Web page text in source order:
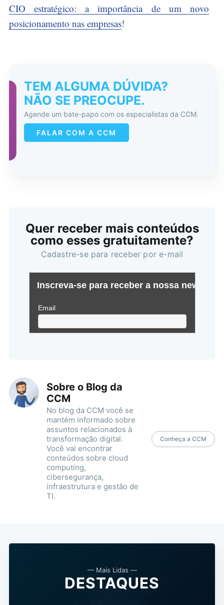
CIO estratégico: a importância de um novo
posicionamento nas empresas!
TEM ALGUMA DÚVIDA?
NÃO SE PREOCUPE.
Agende um bate-papo com os especialistas da CCM.
FALAR COM A CCM
Quer receber mais conteúdos
como esses gratuitamente?
Cadastre-se para receber por e-mail
Sobre o Blog da
CCM
No blog da CCM você se
mantém informado sobre
assuntos relacionados à
transformação digital.
Você vai encontrar
conteúdos sobre cloud
computing,
cibersegurança,
infraestrutura e gestão de
TI.
Conheça a CCM
— Mais Lidas —
DESTAQUES